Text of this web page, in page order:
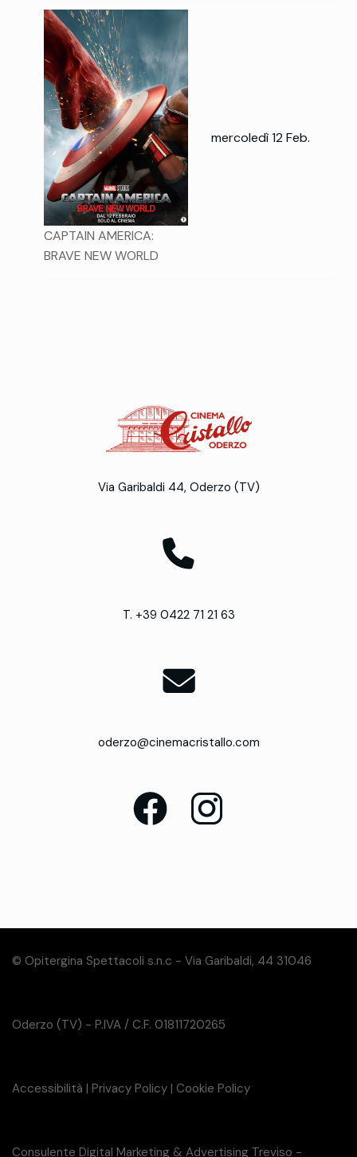
CAPTAIN AMERICA:
BRAVE NEW WORLD
mercoledì 12 Feb.
Via Garibaldi 44, Oderzo (TV)
T. +39 0422 71 21 63
oderzo@cinemacristallo.com
© Opitergina Spettacoli s.n.c - Via Garibaldi, 44 31046
Oderzo (TV) - P.IVA / C.F. 01811720265
Accessibilità | Privacy Policy | Cookie Policy
Consulente Digital Marketing & Advertising Treviso -